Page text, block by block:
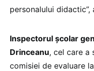
personalului didactic”,
Inspectorul școlar
Drinceanu, cel care a
comisiei de evaluare